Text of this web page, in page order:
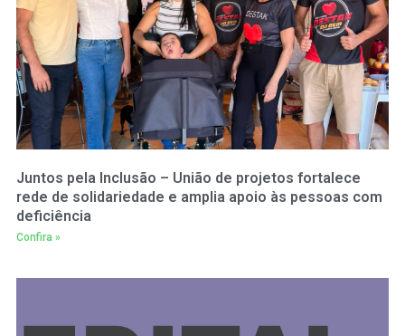
Juntos pela Inclusão – União de projetos fortalece
rede de solidariedade e amplia apoio às pessoas com
deficiência
Confira »